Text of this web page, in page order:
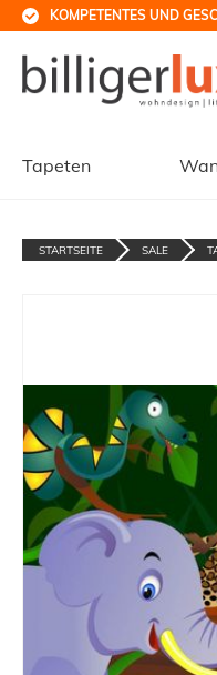
KOMPETENTES UND
Tapeten
STARTSEITE SALE